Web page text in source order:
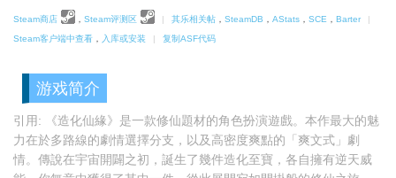
Steam商店 Steam评测区 | 其乐相关帖 SteamDB AStats SCE Barter
|
Steam客户端中查看
入库或安装 | 复制ASF代码
游戏简介
引用: 《造化仙緣》是一款修仙題材的角色扮演遊戲。本作最大的魅
力在於多路線的劇情選擇分支，以及高密度爽點的「爽文式」劇
情。傳說在宇宙開闢之初，誕生了幾件造化至寶，各自擁有逆天威